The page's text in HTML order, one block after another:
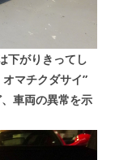
下がりきってし
マチクダサイ”
車両の異常を示